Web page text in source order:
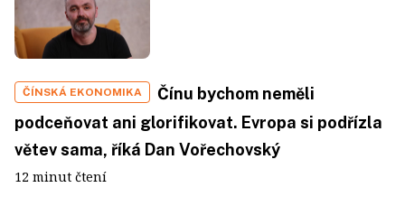
ČÍNSKÁ EKONOMIKA
Čínu bychom neměli
podceňovat ani glorifikovat. Evropa si podřízla
větev sama, říká Dan Vořechovský
12 minut čtení